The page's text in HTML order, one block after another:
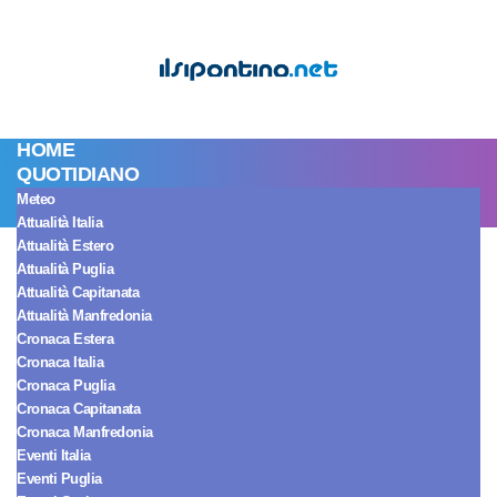
HOME
QUOTIDIANO
Meteo
Attualità Italia
Attualità Estero
Attualità Puglia
Attualità Capitanata
Attualità Manfredonia
Cronaca Estera
Cronaca Italia
Cronaca Puglia
Cronaca Capitanata
Cronaca Manfredonia
Eventi Italia
Eventi Puglia
Spettacolo Italia
Javier Martinez si
sta divertendo con
Helena al Grande
Fratello? Giglio